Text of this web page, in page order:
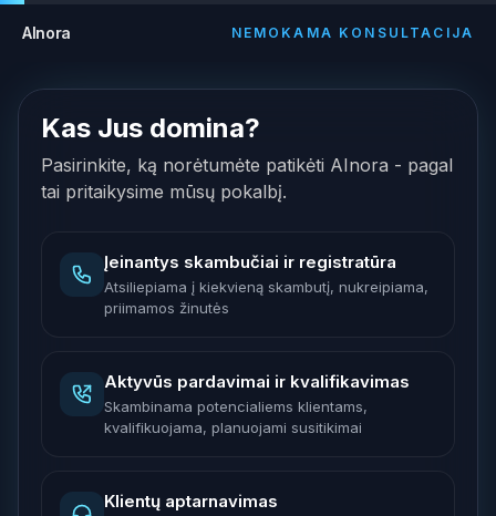
AInora NEMOKAMA KONSULTACIJA
Kas Jus domina?
Pasirinkite, ką norėtumėte patikėti AInora - pagal
tai pritaikysime mūsų pokalbį.
Įeinantys skambučiai ir registratūra
Atsiliepiama į kiekvieną skambutį, nukreipiama,
priimamos žinutės
Aktyvūs pardavimai ir kvalifikavimas
Skambinama potencialiems klientams,
kvalifikuojama, planuojami susitikimai
Klientų aptarnavimas